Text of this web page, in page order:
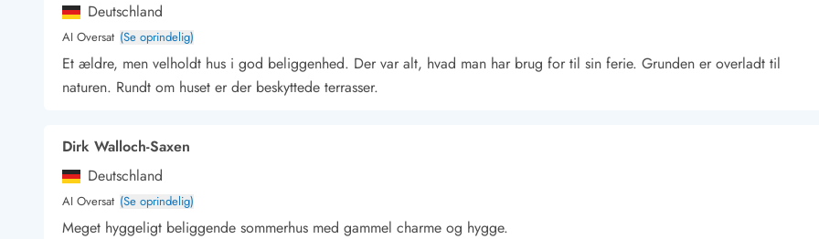
Vandski for hele familien
Sejlads langs Vestkysten
Kulturaktiviteter
Historiske museer
Kulinariske oplevelser
Sandskulpturfestival
Hold jul i sommerhuset
Vikingetiden i Danmark
Deutschland
AI Oversat (Se oprindelig)
Et ældre, men velholdt hus i god beliggenhed. Der var alt, hvad man har brug for til sin ferie. Grunden er overladt til
naturen. Rundt om huset er der beskyttede terrasser.
Dirk Walloch-Saxen
Deutschland
AI Oversat (Se oprindelig)
Meget hyggeligt beliggende sommerhus med gammel charme og hygge.